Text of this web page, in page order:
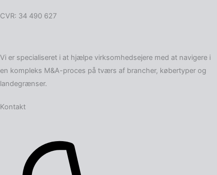
CVR: 34 490 627
Vi er specialiseret i at hjælpe virksomheds­ejere med at navigere i
en kompleks M&A-proces på tværs af brancher, købertyper og
landegrænser.
Kontakt